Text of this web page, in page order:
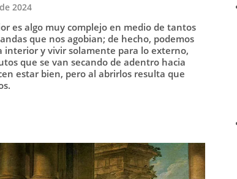
2024
es algo muy complejo en medio de tantos
que nos agobian; de hecho, podemos
interior y vivir solamente para lo externo,
que se van secando de adentro hacia
estar bien, pero al abrirlos resulta que